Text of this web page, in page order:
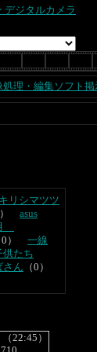
デジタルカメラ
処理・編集ソフト掲
キリシマツツ
） asus
0） 一線
供たち
さん （0）
22:45）